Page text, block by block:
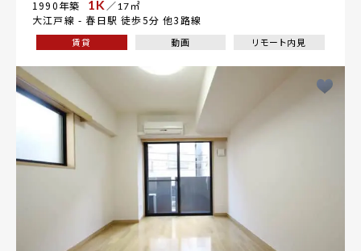
1990年築
1K ／17㎡
大江戸線 - 春日駅 徒歩5分 他3路線
賃貸 動画 リモート内見